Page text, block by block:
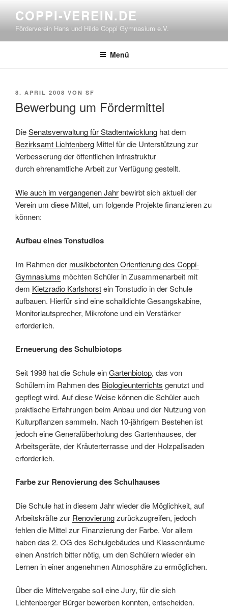
Inhalt
springen
COPPI-VEREIN.DE
Förderverein Hans und Hilde Coppi Gymnasium e.V.
Menü
VERÖFFENTLICHT
8. APRIL 2008 VON SF
Bewerbung um Fördermittel
DieSenatsverwaltung für Stadtentwicklung hat dem
Bezirksamt Lichtenberg Mittel für die Unterstützung zur
Verbesserung der öffentlichen Infrastruktur
durch ehrenamtliche Arbeit zur Verfügung gestellt.
Wie auch im vergangenen Jahrbewirbt sich aktuell der
Verein um diese Mittel, um folgende Projekte finanzieren zu
können:
Aufbau eines Tonstudios
Im Rahmen der musikbetonten Orientierung des Coppi-
Gymnasiums möchten Schüler in Zusammenarbeit mit
dem Kietzradio Karlshorstein Tonstudio in der Schule
aufbauen. Hierfür sind eine schalldichte Gesangskabine,
Monitorlautsprecher, Mikrofone und ein Verstärker
erforderlich.
Erneuerung des Schulbiotops
Seit 1998 hat die Schule einGartenbiotop, das von
Schülern im Rahmen des Biologieunterrichts genutzt und
gepflegt wird. Auf diese Weise können die Schüler auch
praktische Erfahrungen beim Anbau und der Nutzung von
Kulturpflanzen sammeln. Nach 10-jährigem Bestehen ist
jedoch eine Generalüberholung des Gartenhauses, der
Arbeitsgeräte, der Kräuterterrasse und der Holzpalisaden
erforderlich.
Farbe zur Renovierung des Schulhauses
Die Schule hat in diesem Jahr wieder die Möglichkeit, auf
Arbeitskräfte zur Renovierungzurückzugreifen, jedoch
fehlen die Mittel zur Finanzierung der Farbe. Vor allem
haben das 2. OG des Schulgebäudes und Klassenräume
einen Anstrich bitter nötig, um den Schülern wieder ein
Lernen in einer angenehmen Atmosphäre zu ermöglichen.
Über die Mittelvergabe soll eine Jury, für die sich
Lichtenberger Bürger bewerben konnten, entscheiden.